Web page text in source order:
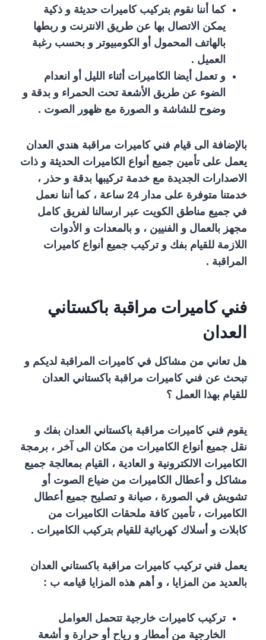
كما أننا نقوم بتركيب كاميرات حديثة و ذكية
يمكن الاتصال بها عن طريق الانترنت و ربطها
بالهاتف المحمول أو الكومبيوتر و بحسب رغبة
العميل .
و تعمل أيضا الكاميرات أثناء الليل أو انعدام
الضوء عن طريق الأشعة تحت الحمراء و بدقة و
وضوح للشاشة و الصورة مع ظهور الصوت .
بالإضافة الى قيام فني كاميرات مراقبة هندي العدان
يعمل على تأمين جميع أنواع الكاميرات الحديثة و ذات
الاصدارات الجديدة مع خدمة تركيبها بدقة و حذر ،
خدمتنا متوفرة على مدار 24 ساعة ، كما أننا نعمل
في جميع مناطق الكويت عبر ارسالنا لفريق كامل
مجهز بالعمال و الفنيين ، و بالمعدات و الأدوات
اللازمة للقيام بفك و تركيب جميع أنواع كاميرات
المراقبة .
فني كاميرات مراقبة باكستاني
العدان
هل تعاني من مشاكل في كاميرات المراقبة لديكم و
تبحث عن فني كاميرات مراقبة باكستاني العدان
للقيام بهذا العمل ؟
يقوم فني كاميرات مراقبة باكستاني العدان بفك و
نقل جميع أنواع الكاميرات من مكان الى آخر ، برمجة
الكاميرات الالكترونية و العادية ، القيام بمعالجة جميع
مشاكل و أعطال الكاميرات من ضياع الصوت أو
تشويش في الصورة ، صيانة و تصليح جميع أعطال
الكاميرات ، تأمين كافة ملحقات الكاميرات من
كابلات و أسلاك كهربائية للقيام بتركيب الكاميرات .
يعمل فني تركيب كاميرات مراقبة باكستاني العدان
بالعديد من المزايا ، و أهم هذه المزايا قيامه ب :
تركيب كاميرات خارجية تتحمل العوامل
الخارجية من أمطار و رياح أو حرارة و أشعة